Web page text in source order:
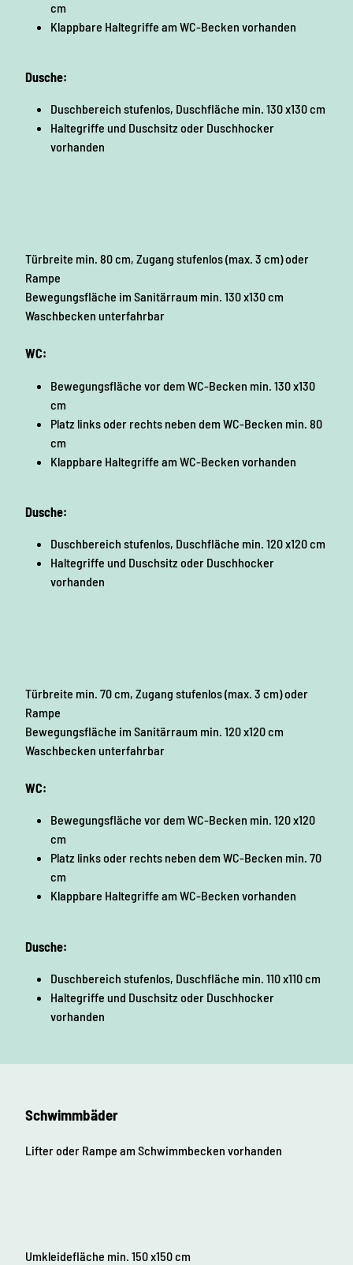
cm
Klappbare Haltegriffe am WC-Becken vorhanden
Dusche:
Duschbereich stufenlos, Duschfläche min. 130 x130 cm
Haltegriffe und Duschsitz oder Duschhocker
vorhanden
Türbreite min. 80 cm, Zugang stufenlos (max. 3 cm) oder
Rampe
Bewegungsfläche im Sanitärraum min. 130 x130 cm
Waschbecken unterfahrbar
WC:
Bewegungsfläche vor dem WC-Becken min. 130 x130
cm
Platz links oder rechts neben dem WC-Becken min. 80
cm
Klappbare Haltegriffe am WC-Becken vorhanden
Dusche:
Duschbereich stufenlos, Duschfläche min. 120 x120 cm
Haltegriffe und Duschsitz oder Duschhocker
vorhanden
Türbreite min. 70 cm, Zugang stufenlos (max. 3 cm) oder
Rampe
Bewegungsfläche im Sanitärraum min. 120 x120 cm
Waschbecken unterfahrbar
WC:
Bewegungsfläche vor dem WC-Becken min. 120 x120
cm
Platz links oder rechts neben dem WC-Becken min. 70
cm
Klappbare Haltegriffe am WC-Becken vorhanden
Dusche:
Duschbereich stufenlos, Duschfläche min. 110 x110 cm
Haltegriffe und Duschsitz oder Duschhocker
vorhanden
Schwimmbäder
Lifter oder Rampe am Schwimmbecken vorhanden
Umkleidefläche min. 150 x150 cm